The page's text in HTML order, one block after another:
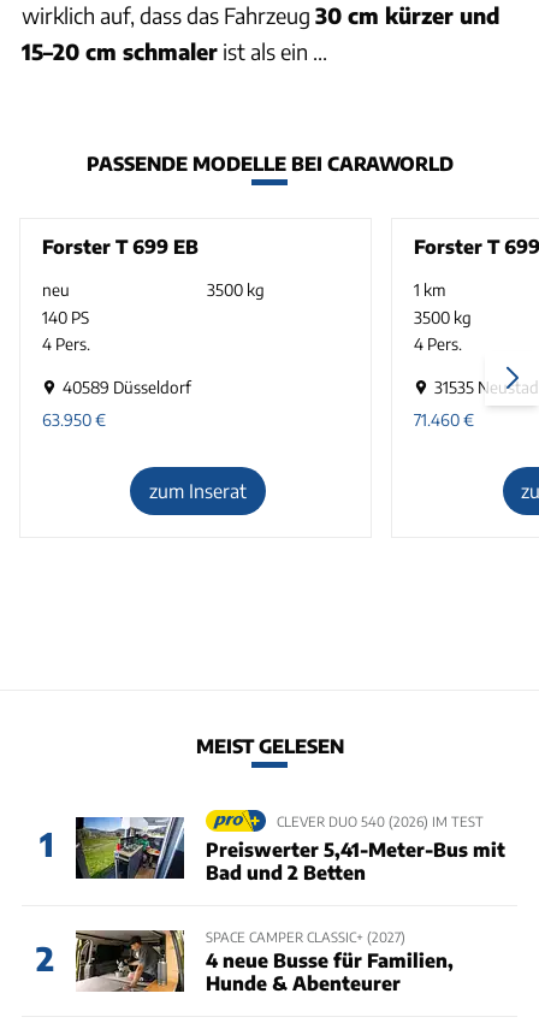
wirklich auf, dass das Fahrzeug 30 cm kürzer und
15–20 cm schmaler ist als ein ...
PASSENDE MODELLE BEI CARAWORLD
Forster T 699 EB
neu
3500 kg
140 PS
4 Pers.
40589 Düsseldorf
63.950€
zum Inserat
Forster T
1 km
3500 kg
4 Pers.
31535
71.460€
MEIST GELESEN
1
CLEVER DUO 540 (2026) IM TEST
Preiswerter 5,41-Meter-Bus mit
Bad und 2 Betten
2
SPACE CAMPER CLASSIC+ (2027)
4 neue Busse für Familien,
Hunde & Abenteurer